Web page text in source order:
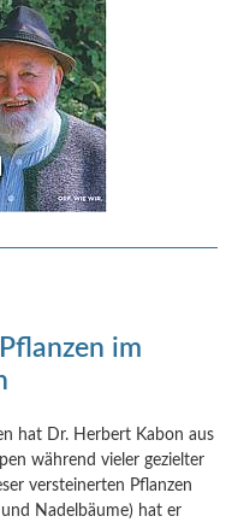
im
hat Dr. Herbert Kabon aus
während vieler gezielter
versteinerten Pflanzen
Nadelbäume) hat er